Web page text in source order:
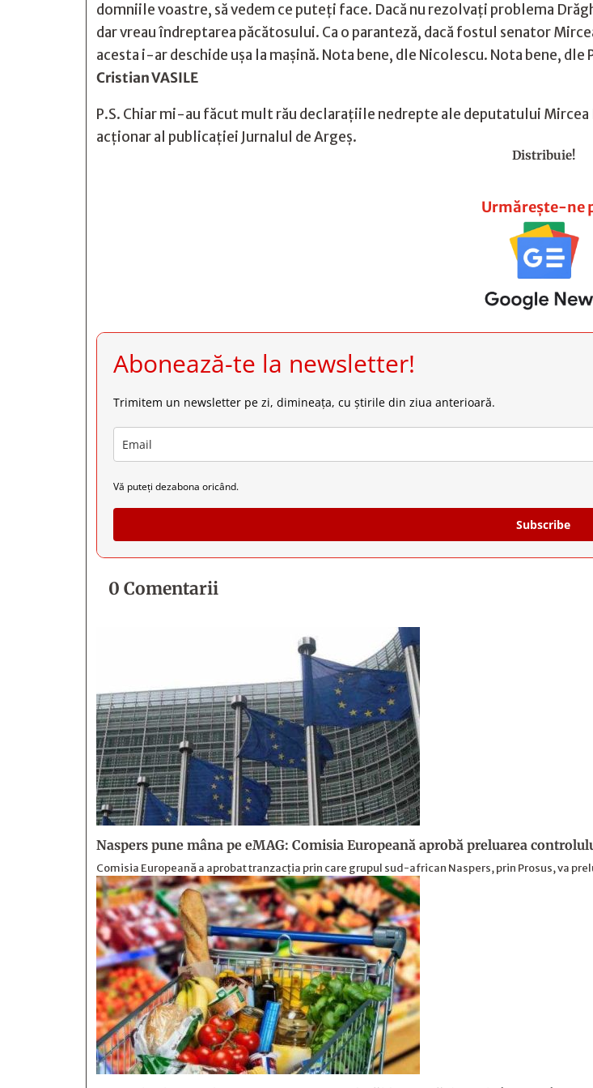
domniile voastre, să vedem ce puteți face. Dacă nu rezolvați problema
dar vreau îndreptarea păcătosului. Ca o paranteză, dacă fostul senator
acesta i-ar deschide ușa la mașină. Nota bene, dle Nicolescu. Nota bene, dle
Cristian VASILE
P.S. Chiar mi-au făcut mult rău declarațiile nedrepte ale deputatului
acționar al publicației Jurnalul de Argeș.
Distribuie!
Urmărește-ne
Abonează-te la newsletter!
Trimitem un newsletter pe zi, dimineața, cu știrile din ziua anterioară.
Vă puteți dezabona oricând.
Subscribe
0 Comentarii
Naspers pune mâna pe eMAG: Comisia Europeană aprobă preluarea
Comisia Europeană a aprobat tranzacția prin care grupul sud-african Naspers, prin Prosus, va